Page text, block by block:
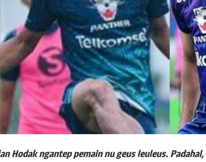
Hodak ngantep pemain nu geus leuleus.